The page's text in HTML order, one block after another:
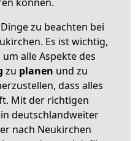
zu beachten bei
Es ist wichtig,
alle Aspekte des
zu planen und zu
dass alles
Mit der richtigen
deutschlandweiter
nach Neukirchen